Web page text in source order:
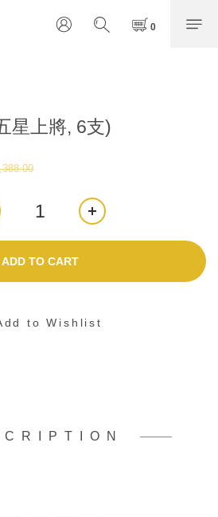
星上將, 6支)
ADD TO CART
to Wishlist